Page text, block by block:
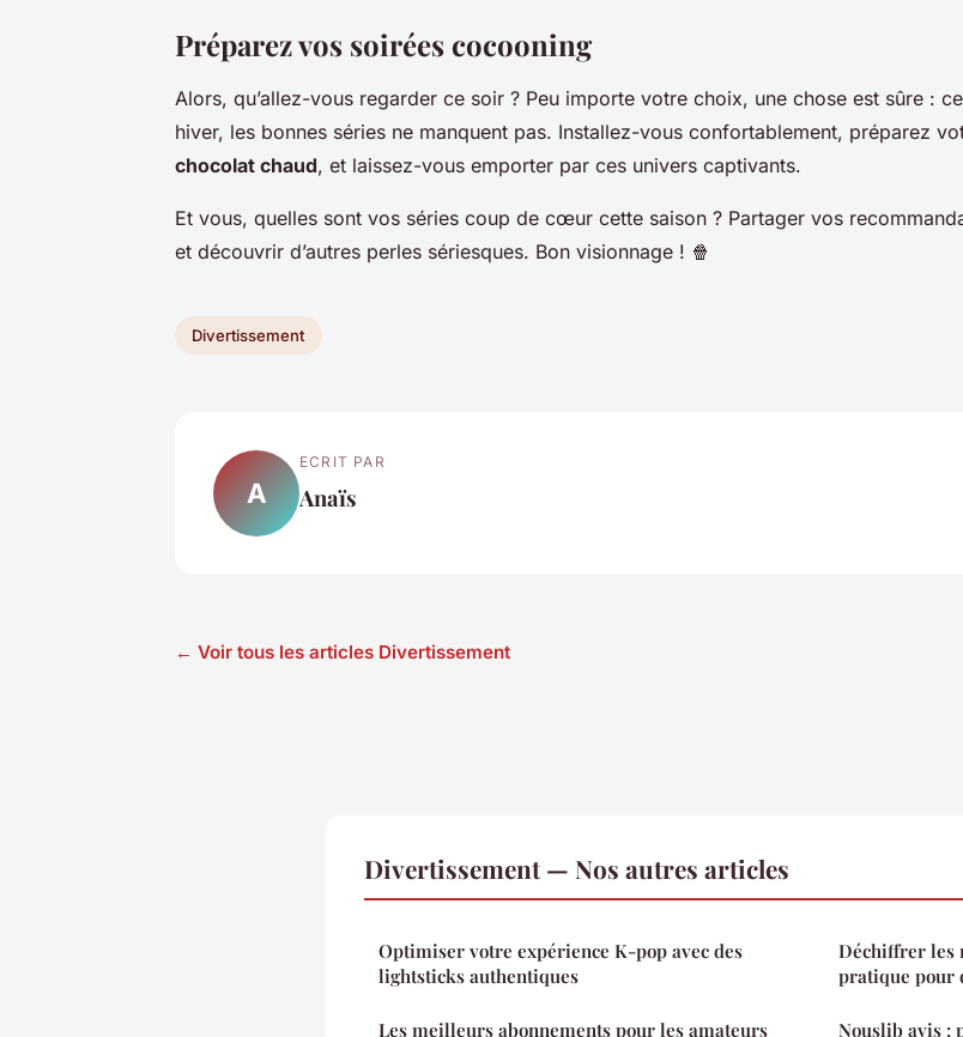
Préparez vos soirées cocooning
Alors, qu’allez-vous regarder ce soir ? Peu importe votre choix, une chose est sûre :
hiver, les bonnes séries ne manquent pas. Installez-vous confortablement, préparez
chocolat chaud, et laissez-vous emporter par ces univers captivants.
Et vous, quelles sont vos séries coup de cœur cette saison ? Partager vos
et découvrir d’autres perles sériesques. Bon visionnage ! 🍿
Divertissement
A
ECRIT PAR
Anaïs
← Voir tous les articles Divertissement
Divertissement — Nos autres articles
Optimiser votre expérience K-pop avec des
lightsticks authentiques
Les meilleurs abonnements pour les amateurs
Déchiffrer les
pratique pour
Nouslib avis :